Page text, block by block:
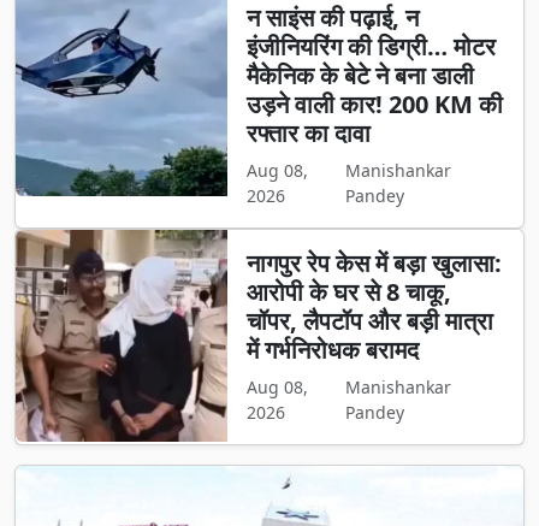
न साइंस की पढ़ाई, न
इंजीनियरिंग की डिग्री… मोटर
मैकेनिक के बेटे ने बना डाली
उड़ने वाली कार! 200 KM की
रफ्तार का दावा
Aug 08,
2026
Manishankar
Pandey
नागपुर रेप केस में बड़ा खुलासा:
आरोपी के घर से 8 चाकू,
चॉपर, लैपटॉप और बड़ी मात्रा
में गर्भनिरोधक बरामद
Aug 08,
2026
Manishankar
Pandey